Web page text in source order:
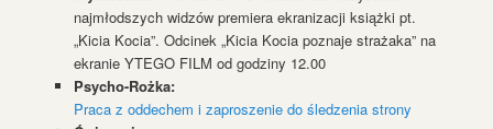
najmłodszych widzów premiera ekranizacji książki pt.
„Kicia Kocia”. Odcinek „Kicia Kocia poznaje strażaka” na
ekranie YTEGO FILM od godziny 12.00
Psycho-Rożka:
Praca z oddechem i zaproszenie do śledzenia strony